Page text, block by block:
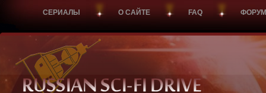
СЕРИАЛЫ О САЙТЕ FAQ ФОРУМ